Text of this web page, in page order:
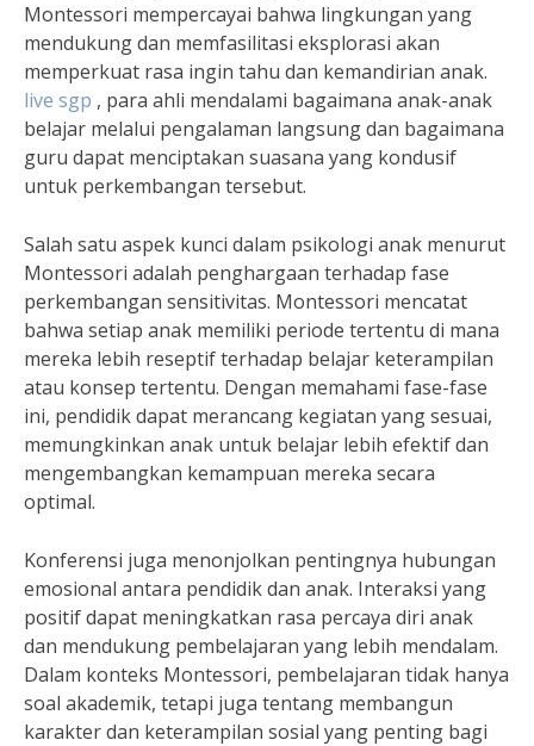
Montessori mempercayai bahwa lingkungan yang
mendukung dan memfasilitasi eksplorasi akan
memperkuat rasa ingin tahu dan kemandirian anak.
live sgp , para ahli mendalami bagaimana anak-anak
belajar melalui pengalaman langsung dan bagaimana
guru dapat menciptakan suasana yang kondusif
untuk perkembangan tersebut.
Salah satu aspek kunci dalam psikologi anak menurut
Montessori adalah penghargaan terhadap fase
perkembangan sensitivitas. Montessori mencatat
bahwa setiap anak memiliki periode tertentu di mana
mereka lebih reseptif terhadap belajar keterampilan
atau konsep tertentu. Dengan memahami fase-fase
ini, pendidik dapat merancang kegiatan yang sesuai,
memungkinkan anak untuk belajar lebih efektif dan
mengembangkan kemampuan mereka secara
optimal.
Konferensi juga menonjolkan pentingnya hubungan
emosional antara pendidik dan anak. Interaksi yang
positif dapat meningkatkan rasa percaya diri anak
dan mendukung pembelajaran yang lebih mendalam.
Dalam konteks Montessori, pembelajaran tidak hanya
soal akademik, tetapi juga tentang membangun
karakter dan keterampilan sosial yang penting bagi